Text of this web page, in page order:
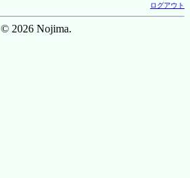
ログアウト
© 2026 Nojima.